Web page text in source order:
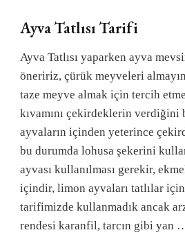
Ayva Tatlısı Tarifi
Ayva Tatlısı yaparken ayva
öneririz, çürük meyveleri
taze meyve almak için tercih
kıvamını çekirdeklerin verdiğini
ayvaların içinden yeterince
bu durumda lohusa şekerini
ayvası kullanılması gerekir,
içindir, limon ayvaları tatlılar
tarifimizde kullanmadık ancak
rendesi karanfil, tarcın gibi yan